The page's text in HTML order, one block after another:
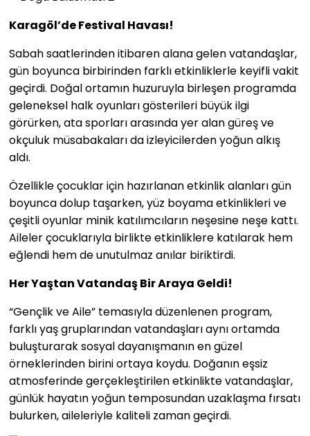
Karagöl’de Festival Havası!
Sabah saatlerinden itibaren alana gelen vatandaşlar,
gün boyunca birbirinden farklı etkinliklerle keyifli vakit
geçirdi. Doğal ortamın huzuruyla birleşen programda
geleneksel halk oyunları gösterileri büyük ilgi
görürken, ata sporları arasında yer alan güreş ve
okçuluk müsabakaları da izleyicilerden yoğun alkış
aldı.
Özellikle çocuklar için hazırlanan etkinlik alanları gün
boyunca dolup taşarken, yüz boyama etkinlikleri ve
çeşitli oyunlar minik katılımcıların neşesine neşe kattı.
Aileler çocuklarıyla birlikte etkinliklere katılarak hem
eğlendi hem de unutulmaz anılar biriktirdi.
Her Yaştan Vatandaş Bir Araya Geldi!
“Gençlik ve Aile” temasıyla düzenlenen program,
farklı yaş gruplarından vatandaşları aynı ortamda
buluşturarak sosyal dayanışmanın en güzel
örneklerinden birini ortaya koydu. Doğanın eşsiz
atmosferinde gerçekleştirilen etkinlikte vatandaşlar,
günlük hayatın yoğun temposundan uzaklaşma fırsatı
bulurken, aileleriyle kaliteli zaman geçirdi.